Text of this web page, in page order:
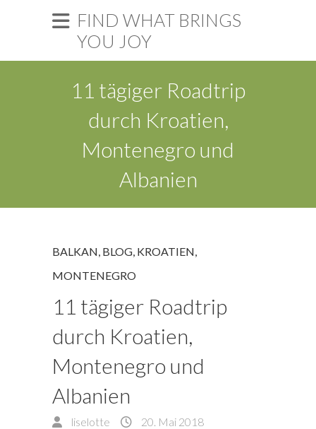
FIND WHAT BRINGS
YOU JOY
11 tägiger Roadtrip
durch Kroatien,
Montenegro und
Albanien
BALKAN, BLOG, KROATIEN,
MONTENEGRO
11 tägiger Roadtrip
durch Kroatien,
Montenegro und
Albanien
liselotte
20. Mai 2018